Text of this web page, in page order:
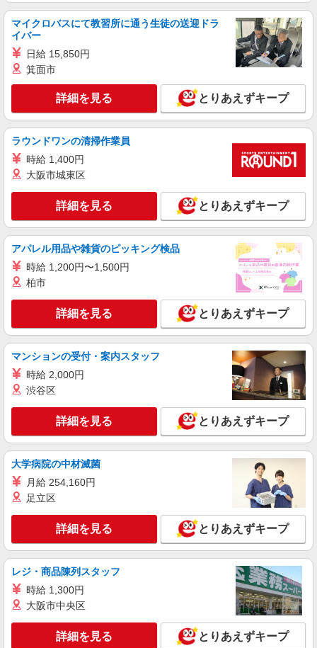
マイクロバスにて教習所に通う生徒の送迎ドラ
イバー
日給 15,850円
箕面市
詳細を見る とりあえずキープ
ラウンドワンの清掃作業員
時給 1,400円
大阪市城東区
詳細を見る とりあえずキープ
アパレル用品や雑貨のピッキング検品
時給 1,200円〜1,500円
柏市
詳細を見る とりあえずキープ
マンションの受付・案内スタッフ
時給 2,000円
渋谷区
詳細を見る とりあえずキープ
大学病院の中材滅菌
月給 254,160円
足立区
詳細を見る とりあえずキープ
レジ・商品陳列スタッフ
時給 1,300円
大阪市中央区
詳細を見る とりあえずキープ